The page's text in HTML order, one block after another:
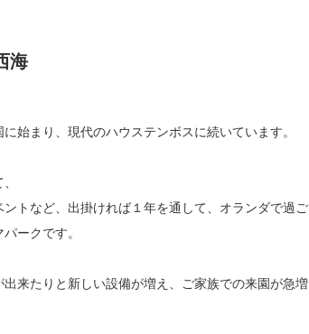
海
始まり、現代のハウステンボスに続いています。
トなど、出掛ければ１年を通して、オランダで過ご
ークです。
出来たりと新しい設備が増え、ご家族での来園が急増